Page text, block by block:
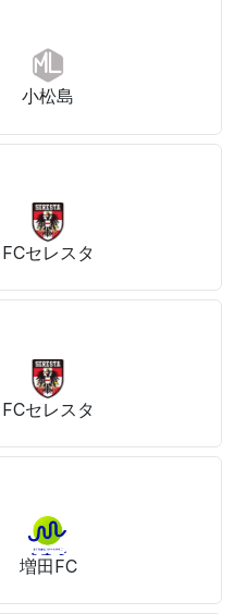
小松島
FCセレスタ
FCセレスタ
増田FC